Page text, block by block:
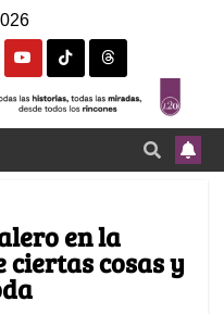
en la
ciertas cosas y